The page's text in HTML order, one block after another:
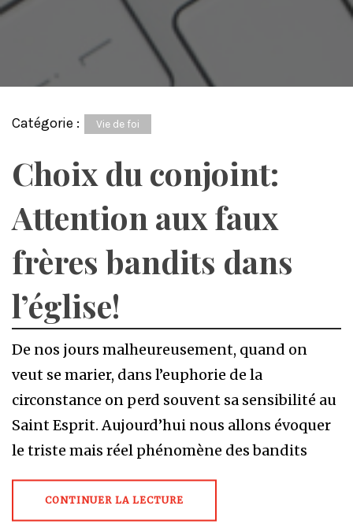
Catégorie : Vie de foi
Choix du conjoint:
Attention aux faux
frères bandits dans
l’église!
De nos jours malheureusement, quand on
veut se marier, dans l’euphorie de la
circonstance on perd souvent sa sensibilité au
Saint Esprit. Aujourd’hui nous allons évoquer
le triste mais réel phénomène des bandits
CONTINUER LA LECTURE